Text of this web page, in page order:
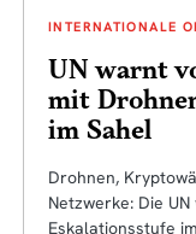
INTERNATIONALE
UN warnt
mit
im Sahel
Drohnen,
Netzwerke: Die
Eskalationsstufe